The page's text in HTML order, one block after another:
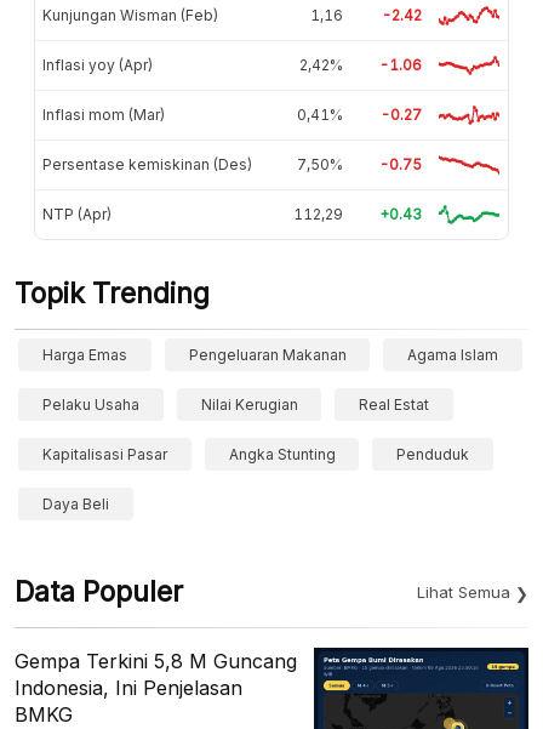
Kunjungan Wisman (Feb) 1,16 -2.42
Inflasi yoy (Apr) 2,42% -1.06
Inflasi mom (Mar) 0,41% -0.27
Persentase kemiskinan (Des) 7,50% -0.75
NTP (Apr) 112,29 +0.43
Topik Trending
Harga Emas Pengeluaran Makanan Agama Islam
Pelaku Usaha Nilai Kerugian Real Estat
Kapitalisasi Pasar Angka Stunting Penduduk
Daya Beli
Data Populer Lihat Semua
Gempa Terkini 5,8 M Guncang
Indonesia, Ini Penjelasan
BMKG